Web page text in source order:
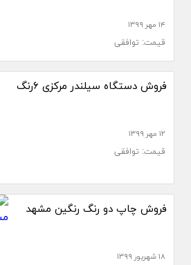
۱۴ مهر ۱۳۹۹
قیمت: توافقی
فروش دستگاه سیلندر مرکزی ۶رنگ
۱۲ مهر ۱۳۹۹
قیمت: توافقی
فروش چاپ دو رنگ رنگین مشهد
۱۸ شهریور ۱۳۹۹